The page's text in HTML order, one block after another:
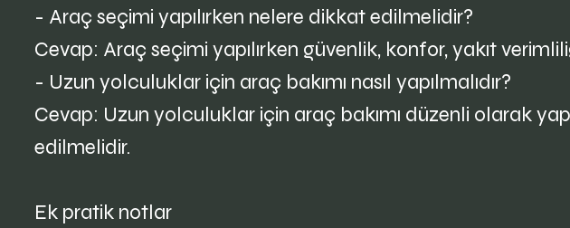
- Araç seçimi yapılırken nelere dikkat edilmelidir?
Cevap: Araç seçimi yapılırken güvenlik, konfor, yakıt
- Uzun yolculuklar için araç bakımı nasıl yapılmalıdır?
Cevap: Uzun yolculuklar için araç bakımı düzenli olarak
edilmelidir.
Ek pratik notlar